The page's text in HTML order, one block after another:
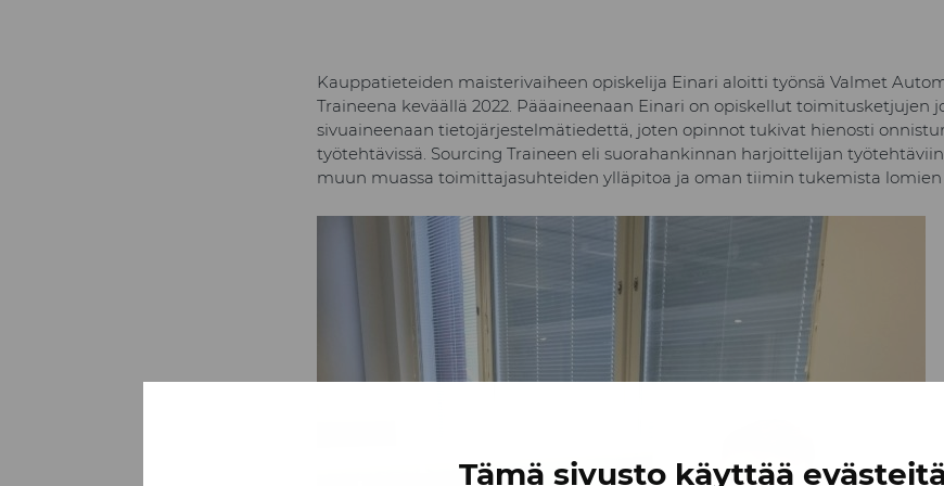
Tämä sivusto käyttää
Kauppatieteiden maisterivaiheen opiskelija Einari aloitti työnsä Valmet
Traineena keväällä 2022. Pääaineenaan Einari on opiskellut toimitusketjujen
sivuaineenaan tietojärjestelmätiedettä, joten opinnot tukivat hienosti
työtehtävissä. Sourcing Traineen eli suorahankinnan harjoittelijan
muun muassa toimittajasuhteiden ylläpitoa ja oman tiimin tukemista lomien